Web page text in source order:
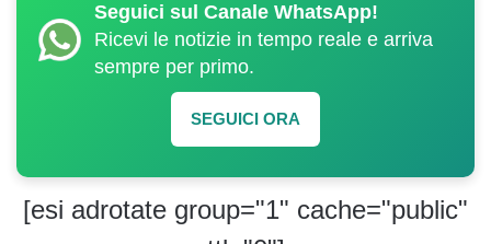
Seguici sul Canale WhatsApp!
Ricevi le notizie in tempo reale e arriva
sempre per primo.
SEGUICI ORA
[esi adrotate group="1" cache="public"